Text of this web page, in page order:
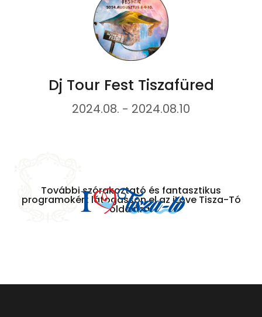
Dj Tour Fest Tiszafüred
2024.08. - 2024.08.10
További szórakoztató és fantasztikus
programokért látogasson el az iLove Tisza-Tó
oldalára!